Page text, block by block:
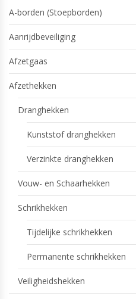
A-borden (Stoepborden)
Aanrijdbeveiliging
Afzetgaas
Afzethekken
Dranghekken
Kunststof dranghekken
Verzinkte dranghekken
Vouw- en Schaarhekken
Schrikhekken
Tijdelijke schrikhekken
Permanente schrikhekken
Veiligheidshekken